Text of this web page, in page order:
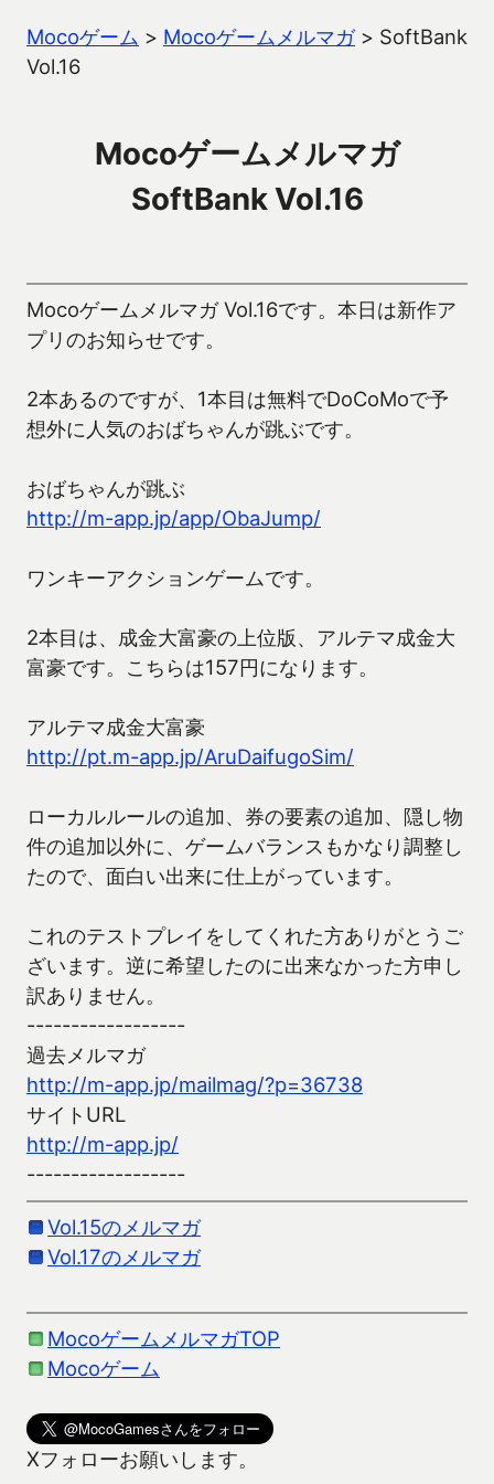
Mocoゲーム > Mocoゲームメルマガ> SoftBank
Vol.16
Mocoゲームメルマガ
SoftBank Vol.16
Mocoゲームメルマガ Vol.16です。本日は新作ア
プリのお知らせです。
2本あるのですが、1本目は無料でDoCoMoで予
想外に人気のおばちゃんが跳ぶです。
おばちゃんが跳ぶ
http://m-app.jp/app/ObaJump/
ワンキーアクションゲームです。
2本目は、成金大富豪の上位版、アルテマ成金大
富豪です。こちらは157円になります。
アルテマ成金大富豪
http://pt.m-app.jp/AruDaifugoSim/
ローカルルールの追加、券の要素の追加、隠し物
件の追加以外に、ゲームバランスもかなり調整し
たので、面白い出来に仕上がっています。
これのテストプレイをしてくれた方ありがとうご
ざいます。逆に希望したのに出来なかった方申し
訳ありません。
------------------
過去メルマガ
http://m-app.jp/mailmag/?p=36738
サイトURL
http://m-app.jp/
------------------
Vol.15のメルマガ
Vol.17のメルマガ
MocoゲームメルマガTOP
Mocoゲーム
Xフォローお願いします。